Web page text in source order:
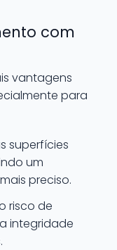
com
vantagens
para
superfícies
um
preciso.
risco de
integridade